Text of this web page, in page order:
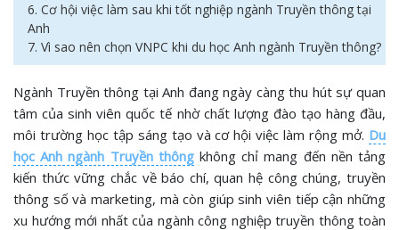
6. Cơ hội việc làm sau khi tốt nghiệp ngành Truyền thông tại
Anh
7. Vì sao nên chọn VNPC khi du học Anh ngành Truyền thông?
Ngành Truyền thông tại Anh đang ngày càng thu hút sự quan
tâm của sinh viên quốc tế nhờ chất lượng đào tạo hàng đầu,
môi trường học tập sáng tạo và cơ hội việc làm rộng mở. Du
học Anh ngành Truyền thôngkhông chỉ mang đến nền tảng
kiến thức vững chắc về báo chí, quan hệ công chúng, truyền
thông số và marketing, mà còn giúp sinh viên tiếp cận những
xu hướng mới nhất của ngành công nghiệp truyền thông toàn